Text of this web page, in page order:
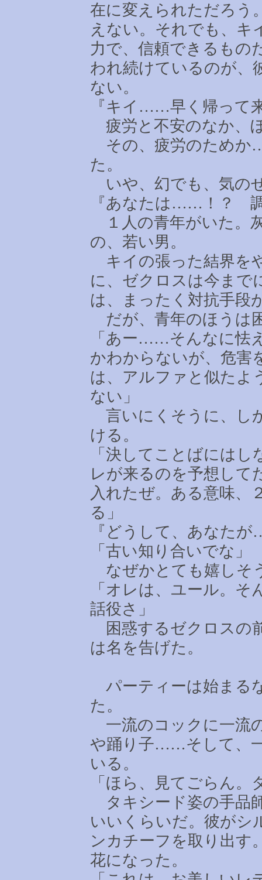
在に変えられただろう
えない。それでも、キ
力で、信頼できるもの
われ続けているのが、
ない。
『キイ ……早く帰って
疲労と不安のなか、
その、疲労のためか
た。
いや、幻でも、気の
『あなたは …… ！？
１人の青年がいた。
の、若い男。
キイの張った結界を
に、ゼクロスは今まで
は、まったく対抗手段
だが、青年のほうは
「あー……そんなに怯
かわからないが、危害
は、アルファと似たよ
ない」
言いにくそうに、し
ける。
「決してことばには
レが来るのを予想して
入れたぜ。ある意味、
る」
『どうして、あなたが
「古い知り合いでな」
なぜかとても嬉しそ
「オレは、ユール。
話役さ」
困惑するゼクロスの
は名を告げた。
パーティーは始まる
た。
一流のコックに一流
や踊り子……そして、
いる。
「ほら、見てごらん
タキシード姿の手品
いいくらいだ。彼がシ
ンカチーフを取り出す
花になった。